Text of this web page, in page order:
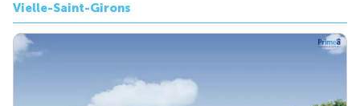
Vielle-Saint-Girons